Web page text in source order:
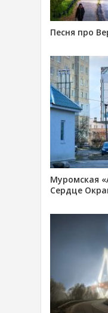
Песня про
Муромская
Сердце